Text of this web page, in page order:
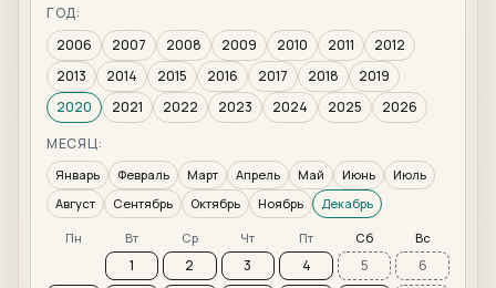
ГОД:
2006
2007 2008 2009 2010 2011
2012
2013
2014 2015 2016 2017 2018
2019
2020
2021 2022 2023 2024 2025
2026
МЕСЯЦ:
Январь Февраль Март Апрель Май Июнь
Июль
Август
Сентябрь Октябрь Ноябрь Декабрь
Пн Вт Ср Чт Пт Сб Вс
1 2 3 4 5
6